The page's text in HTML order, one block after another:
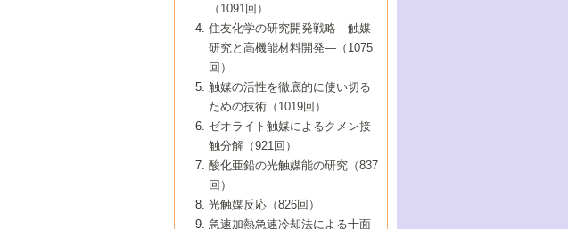
8号 若手研究者による触媒研究の未来展望
2：大学・研究所編
8号 イオン液体の応用
8号 多機能型リアクター
8号 超臨界流体を用いた化学プロセスの新
6号 第94回触媒討論会
7号 サブナノレベルでみた新しい表面現象
8号 オレフィン重合触媒の新たな展
5号 基礎化学品製造の触媒技術
6号 第92回触媒討論会
7号 基礎化学品製造の触媒技術
8号 資源の循環と触媒技術
4号 ナノ材料の調製と機能化
5号 こんな触媒が欲しい
6号 第90回触媒討論会
7号 触媒研究と学術雑誌/情報
8号 若い世代からみた触媒化学の現状と未
3号 生体触媒とバイオプロセス
4号 水素製造・利用の触媒化学
5号 触媒研究における新しい切り口：コン
ビナトリアルケミストリー
6号 第88回触媒討論会特集号
7号 企業における触媒研究のブレークスル
8号 この材料を触媒として使ってみません
2号 第85回触媒討論会
3号 反応ダイナミクス
5号 触媒のおもしろさをどのように伝える
6号 第86回触媒討論会
7号 水素化精製触媒の新しい展開
8号 新しい反応性と機能性を目指した金属
クラスタ-化学
1号 孔、穴、あな?-特異な空間とその利用-
2号 第83回触媒討論会
3号 均一系触媒反応最前線
4号 実用炭素材料の新展開
5号 研究の方法論を考える
7号 機能性金属材料と触媒
8号 触媒研究へのNMRの応用と展望
▼40巻（1998年）
進展と21世紀への提言/創立40周年記念・触
媒学会この10年の歩みとこれから/創立40周
2号 第81回触媒討論会
3号 計算機触媒化学へのさそい
4号 触媒劣化の制御と予測
5号 最新の実用プロセスと触媒
6号 第82回触媒討論会
1号 均一系と不均一系触媒反応-その特徴と
接点
2号 第79回触媒討論会
3号 最新NO除去触媒の実用化研究
4号 新しい反応場を目指した触媒調製
5号 反応・分離技術の新しい展開
6号 第80回触媒討論会
▼38巻（1996年）
1号 触媒の構造と触媒作用/C1化学を中心と
する21世紀への触媒
3号 オリンピックメダル:金・銀・銅はどん
な触媒作用を示すか
4号 触媒作用における機能の複合化
▼37巻（1995年）
1号 ファインケミカルズと固体触媒
2号 第75回触媒討論会
3号 希土類を利用した触媒
4号 触媒とリサイクル
5号 エネルギー変換触媒
▼36巻（1994年）
1号 電気化学と触媒
2号 第73回触媒討論会
3号 C4化学の展開
4号 《通常号》
▼35巻（1993年）
1号 工業触媒開発マニュアル―探索から工
業化まで
2号 第71回触媒討論会
▼34巻（1992年）
1号 インパクトを与えたこの研究
2号 第69回触媒討論会
▼33巻（1991年）
1号 触媒プロセス開発マニュアル―探索か
▼32巻（1990年）
（1091回）
住友化学の研究開発戦略―触媒
研究と高機能材料開発―（1075
回）
触媒の活性を徹底的に使い切る
ための技術（1019回）
ゼオライト触媒によるクメン接
触分解（921回）
酸化亜鉛の光触媒能の研究（837
回）
光触媒反応（826回）
急速加熱急速冷却法による十面